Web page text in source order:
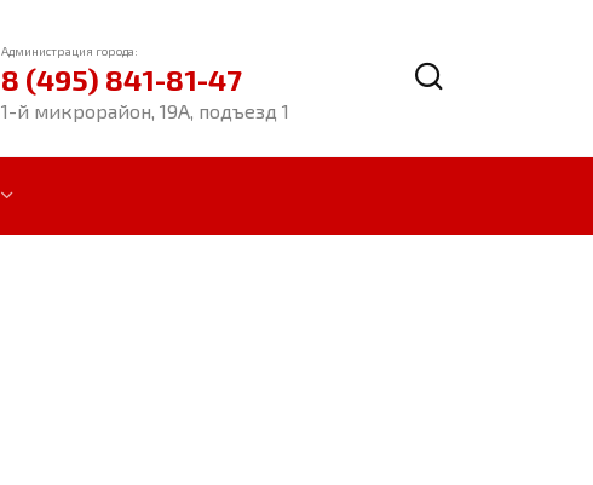
Администрация города:
8 (495) 841-81-47
1-й микрорайон, 19А, подъезд 1